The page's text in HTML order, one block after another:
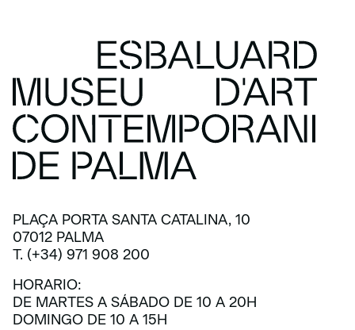
PLAÇA PORTA SANTA CATALINA, 10
07012 PALMA
T. (+34) 971 908 200
HORARIO:
DE MARTES A SÁBADO DE 10 A 20H
DOMINGO DE 10 A 15H